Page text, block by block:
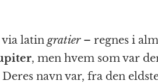
latin gratier– regnes i
, men hvem som var
navn var, fra den